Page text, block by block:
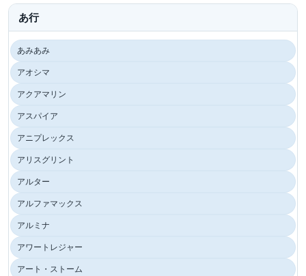
あ行
あみあみ
アオシマ
アクアマリン
アスパイア
アニプレックス
アリスグリント
アルター
アルファマックス
アルミナ
アワートレジャー
アート・ストーム